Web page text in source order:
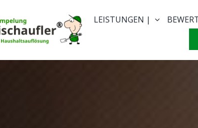
LEISTUNGEN |